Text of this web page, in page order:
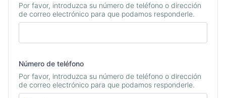
Por favor, introduzca su número de teléfono o dirección
de correo electrónico para que podamos responderle.
Número de teléfono
Por favor, introduzca su número de teléfono o dirección
de correo electrónico para que podamos responderle.